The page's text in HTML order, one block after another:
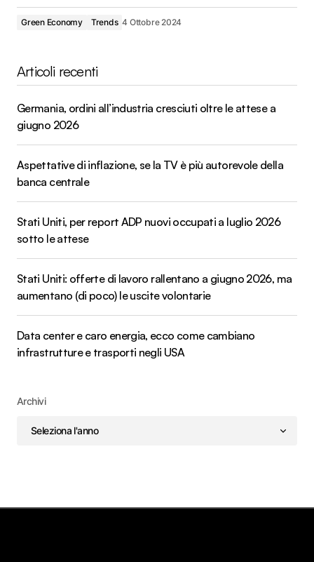
Green Economy Trends 4 Ottobre 2024
Articoli recenti
Germania, ordini all’industria cresciuti oltre le attese a
giugno 2026
Aspettative di inflazione, se la TV è più autorevole della
banca centrale
Stati Uniti, per report ADP nuovi occupati a luglio 2026
sotto le attese
Stati Uniti: offerte di lavoro rallentano a giugno 2026, ma
aumentano (di poco) le uscite volontarie
Data center e caro energia, ecco come cambiano
infrastrutture e trasporti negli USA
Archivi